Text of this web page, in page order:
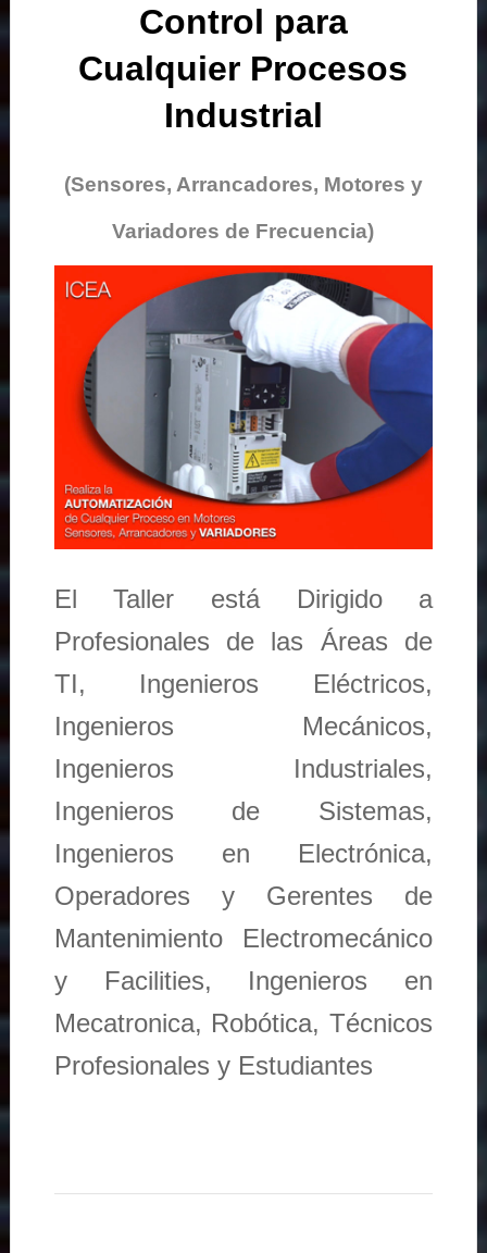
Control para
Cualquier Procesos
Industrial
(Sensores, Arrancadores, Motores y
Variadores de Frecuencia)
El Taller está Dirigido a
Profesionales de las Áreas de
TI, Ingenieros Eléctricos,
Ingenieros Mecánicos,
Ingenieros Industriales,
Ingenieros de Sistemas,
Ingenieros en Electrónica,
Operadores y Gerentes de
Mantenimiento Electromecánico
y Facilities, Ingenieros en
Mecatronica, Robótica, Técnicos
Profesionales y Estudiantes